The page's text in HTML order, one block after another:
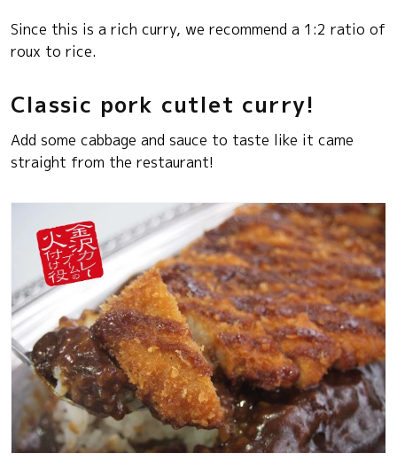
Since this is a rich curry, we recommend a 1:2 ratio of
roux to rice.
Classic pork cutlet curry!
Add some cabbage and sauce to taste like it came
straight from the restaurant!